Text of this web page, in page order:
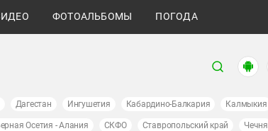
ФОТОАЛЬБОМЫ ПОГОДА
Дагестан Ингушетия Кабардино-Балкария Калмыкия
Осетия - Алания СКФО Ставропольский край Чечня